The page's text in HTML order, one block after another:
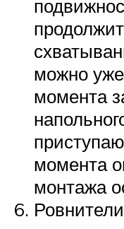
можно
момента
момента
монтажа